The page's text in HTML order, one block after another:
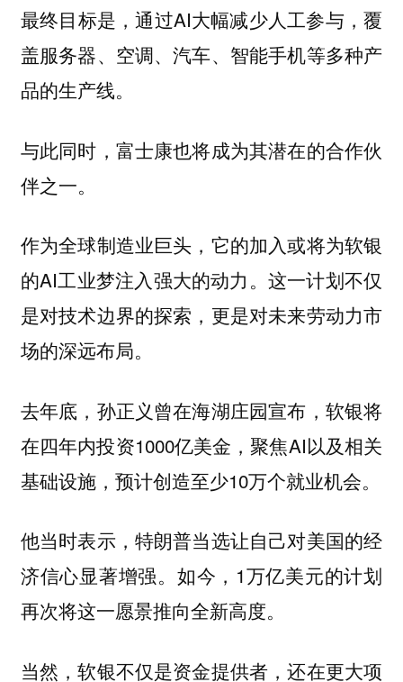
最终目标是，通过AI大幅减少人工参与，覆
盖服务器、空调、汽车、智能手机等多种产
品的生产线。
与此同时，富士康也将成为其潜在的合作伙
伴之一。
作为全球制造业巨头，它的加入或将为软银
的AI工业梦注入强大的动力。这一计划不仅
是对技术边界的探索，更是对未来劳动力市
场的深远布局。
去年底，孙正义曾在海湖庄园宣布，软银将
在四年内投资1000亿美金，聚焦AI以及相关
基础设施，预计创造至少10万个就业机会。
他当时表示，特朗普当选让自己对美国的经
济信心显著增强。如今，1万亿美元的计划
再次将这一愿景推向全新高度。
当然，软银不仅是资金提供者，还在更大项